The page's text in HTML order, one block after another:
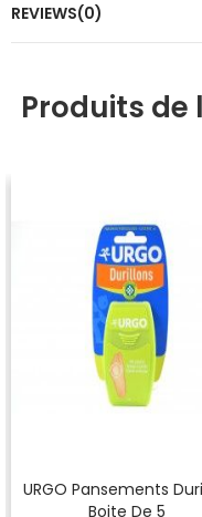
REVIEWS(0)
Produits
URGO Pansements
Boite De 5